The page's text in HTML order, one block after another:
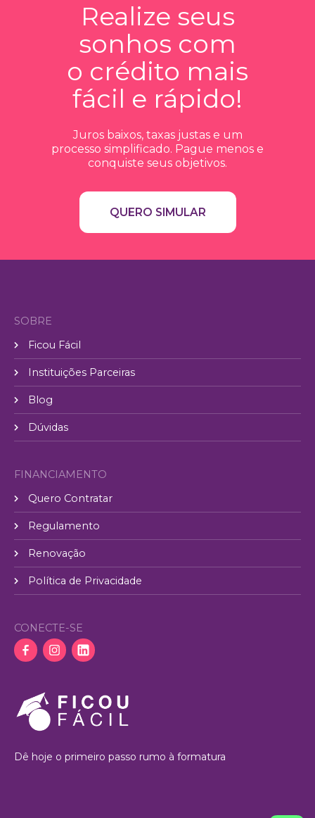
Realize seus
sonhos com
o crédito mais
fácil e rápido!
Juros baixos, taxas justas e um
processo simplificado. Pague menos e
conquiste seus objetivos.
QUERO SIMULAR
Dê hoje o primeiro passo rumo à formatura
SOBRE
Ficou Fácil
Instituições Parceiras
Blog
Dúvidas
FINANCIAMENTO
Quero Contratar
Regulamento
Renovação
Política de Privacidade
CONECTE-SE